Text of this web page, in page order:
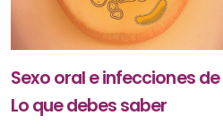
Sexo oral e infecciones
Lo que debes saber